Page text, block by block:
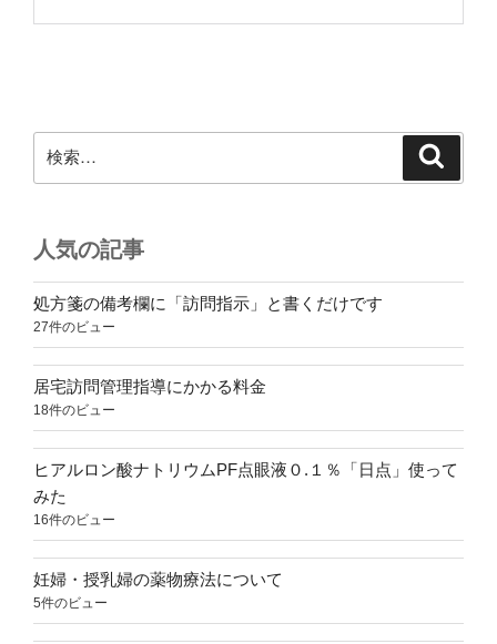
索:
人気の記事
処方箋の備考欄に「訪問指示」と書くだけです
27件のビュー
居宅訪問管理指導にかかる料金
18件のビュー
ヒアルロン酸ナトリウムPF点眼液０.１％「日点」使って
みた
16件のビュー
妊婦・授乳婦の薬物療法について
5件のビュー